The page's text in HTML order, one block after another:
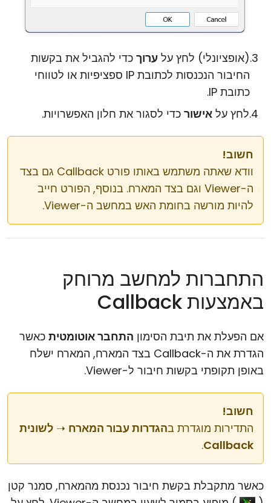
(אופציונלי) לחץ על ערוך כדי להגביל את בקשות
החיבור הנכנסות לכתובת IP ספציפיות או לטווחי
כתובת IP.
לחץ על אישור כדי לסגור את חלון האפשרויות.
חשוב!
וודא שאתה משתמש באותו פורט Callback גם בצד
ה-Viewer וגם בצד המארח. בנוסף, הפורט חייב
להיות מורשה בחומת האש במחשב ה-Viewer.
התחברות למחשב מרוחק
באמצעות Callback
אם הפעלת את תיבת הסימון התחבר אוטומטית כאשר
הגדרת את ה-Callback בצד המארח, המארח ישלח
באופן תקופתי בקשות חיבור ל-Viewer.
חשוב!
התדירות מוגדרת בהגדרות עבור המארח ➝ לשונית
Callback
.
כאשר מתקבלת בקשת חיבור נכנסת מהמארח, סמנר קטן